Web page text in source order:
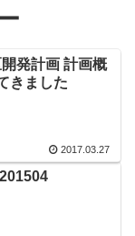
発計画 計画概
きました
2017.03.27